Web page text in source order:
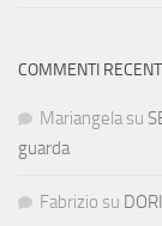
COMMENTI
Mariangela su
guarda
Fabrizio su